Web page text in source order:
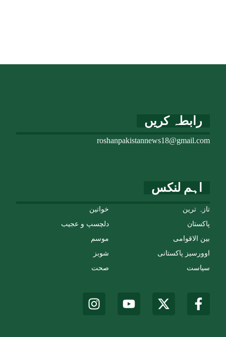
اہم لنکس
خواتین
دلچسپ و عجیب
موسم
شوبز
صحت
تازہ ترین
پاکستان
بین الاقوامی
اوورسیز پاکستانی
سیاست
رابطہ کریں
roshanpakistannews18@gmail.com